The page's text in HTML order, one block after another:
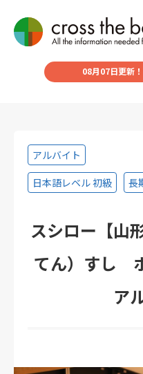
08月07日更新
アルバイト
日本語レベル 初級
長
スシロー【山
てん）すし
ア